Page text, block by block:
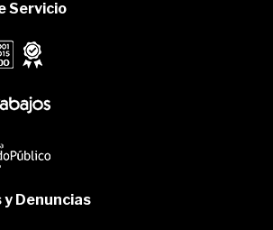
Servicio
y Denuncias